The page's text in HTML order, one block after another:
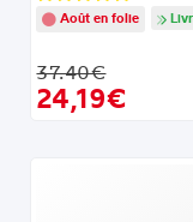
Août en folie
37.40€
24,19€